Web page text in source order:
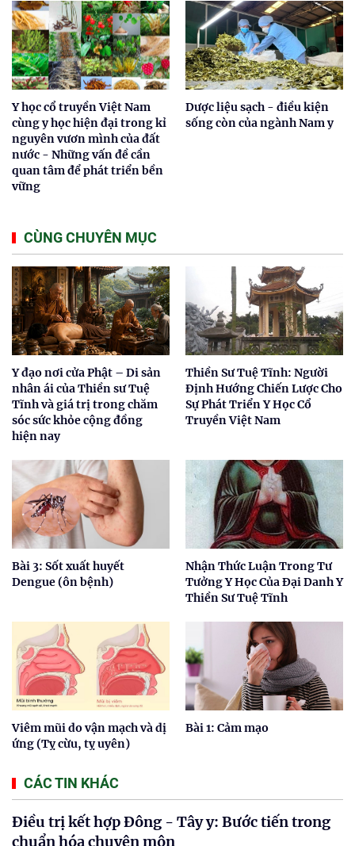
Y học cổ truyền Việt Nam
cùng y học hiện đại trong kỉ
nguyên vươn mình của đất
nước - Những vấn đề cần
quan tâm để phát triển bền
vững
Dược liệu sạch - điều kiện
sống còn của ngành Nam y
CÙNG CHUYÊN MỤC
Y đạo nơi cửa Phật – Di sản
nhân ái của Thiền sư Tuệ
Tĩnh và giá trị trong chăm
sóc sức khỏe cộng đồng
hiện nay
Thiền Sư Tuệ Tĩnh: Người
Định Hướng Chiến Lược Cho
Sự Phát Triển Y Học Cổ
Truyền Việt Nam
Bài 3: Sốt xuất huyết
Dengue (ôn bệnh)
Nhận Thức Luận Trong Tư
Tưởng Y Học Của Đại Danh Y
Thiền Sư Tuệ Tĩnh
Viêm mũi do vận mạch và dị
ứng (Tỵ cừu, tỵ uyên)
Bài 1: Cảm mạo
CÁC TIN KHÁC
Điều trị kết hợp Đông - Tây y: Bước tiến trong
chuẩn hóa chuyên môn